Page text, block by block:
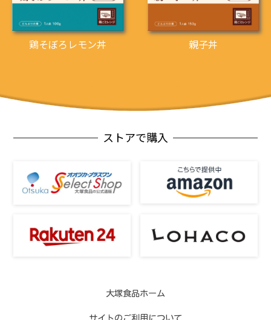
鶏そぼろレモン丼 親子丼
ストアで購入
大塚食品ホーム
サイトのご利用について